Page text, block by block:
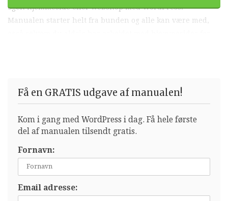
egen hjemmeside eller webshop med WordPress.
Manualen starter helt fra bunden og alle kan være med,
Få en GRATIS udgave af manualen!
Kom i gang med WordPress i dag. Få hele første
del af manualen tilsendt gratis.
Fornavn:
Email adresse: